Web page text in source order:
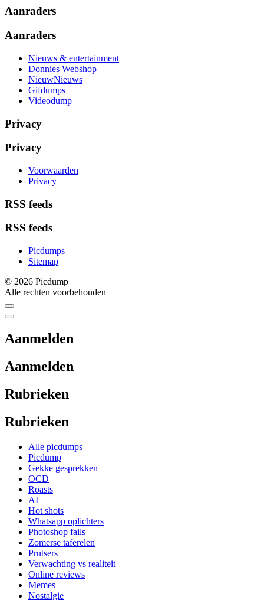
Aanraders
Aanraders
Nieuws & entertainment
Donnies Webshop
NieuwNieuws
Gifdumps
Videodump
Privacy
Privacy
Voorwaarden
Privacy
RSS feeds
RSS feeds
Picdumps
Sitemap
© 2026 Picdump
Alle rechten voorbehouden
Aanmelden
Aanmelden
Rubrieken
Rubrieken
Alle picdumps
Picdump
Gekke gesprekken
OCD
Roasts
AI
Hot shots
Whatsapp oplichters
Photoshop fails
Zomerse taferelen
Prutsers
Verwachting vs realiteit
Online reviews
Memes
Nostalgie